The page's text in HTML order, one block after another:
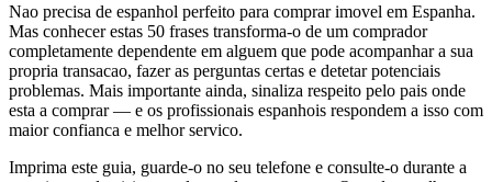
Nao precisa de espanhol perfeito para comprar imovel em Espanha.
Mas conhecer estas 50 frases transforma-o de um comprador
completamente dependente em alguem que pode acompanhar a sua
propria transacao, fazer as perguntas certas e detetar potenciais
problemas. Mais importante ainda, sinaliza respeito pelo pais onde
esta a comprar — e os profissionais espanhois respondem a isso com
maior confianca e melhor servico.
Imprima este guia, guarde-o no seu telefone e consulte-o durante a